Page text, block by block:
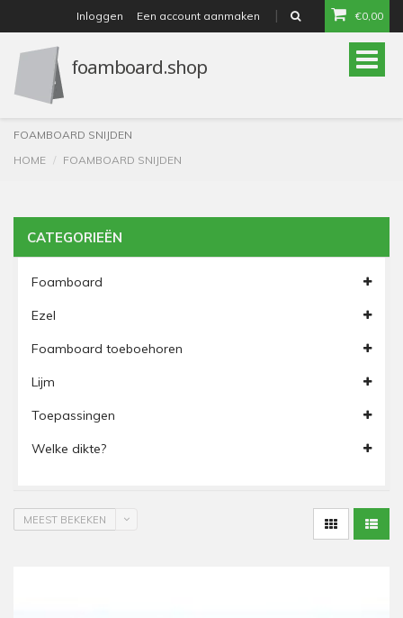
Inloggen Een account aanmaken €0,00
Toggle
FOAMBOARD SNIJDEN
HOME
FOAMBOARD SNIJDEN
CATEGORIEËN
Foamboard
Ezel
Foamboard toeboehoren
Lijm
Toepassingen
Welke dikte?
MEEST BEKEKEN